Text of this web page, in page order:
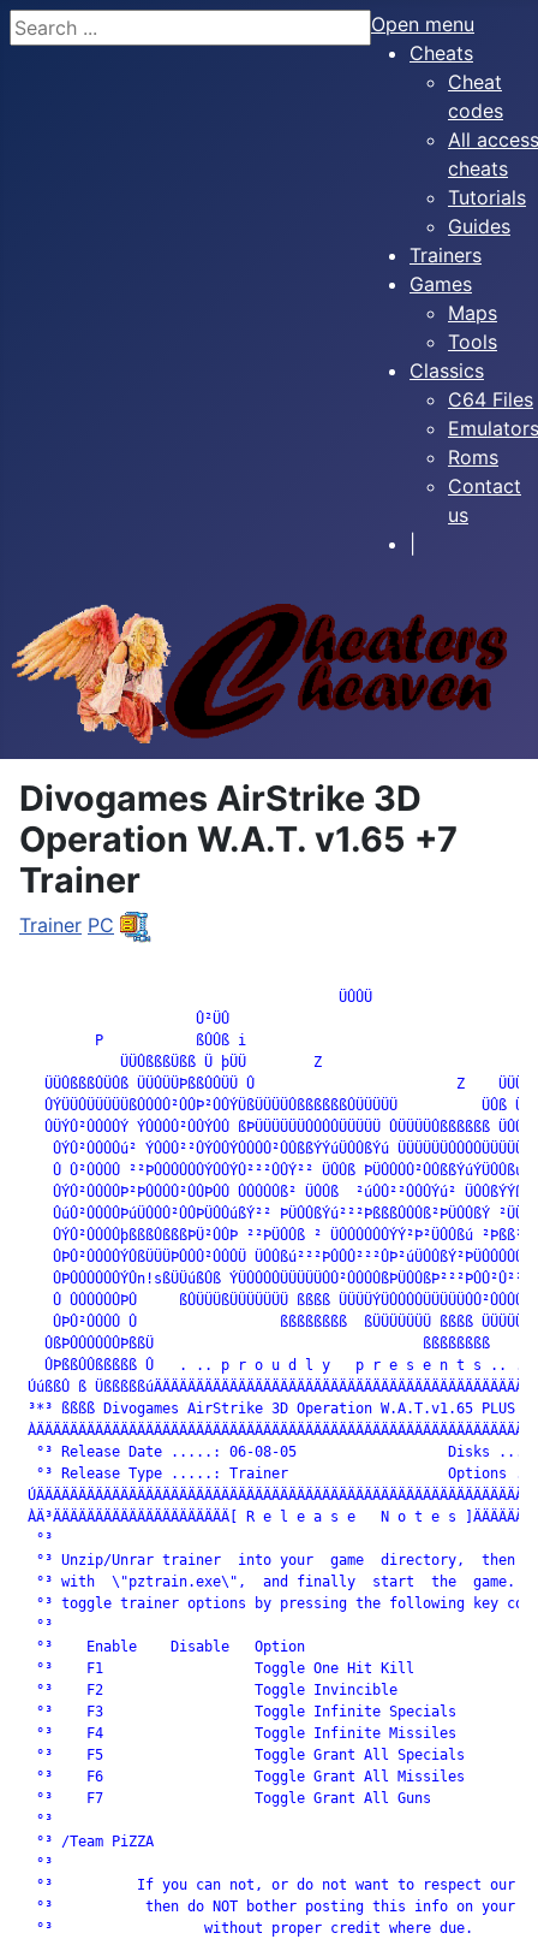
Search
Open menu
Cheats
Cheat
codes
All access
cheats
Tutorials
Guides
Trainers
Games
Maps
Tools
Classics
C64 Files
Emulators
Roms
Contact
us
Divogames AirStrike 3D
Operation W.A.T. v1.65 +7
Trainer
Trainer PC
                     Û²ÜÛ
P           ßÛÛß i
            ÜÜÛßßßÜßß Ü þÜÜ        Z
ÜÜÛßßßÛÜÛß ÜÜÛÜÜÞßßÛÛÜÜ Û                        Z
ÛÝÜÜÛÜÜÜÜÜßÛÛÛÛ²ÛÛÞ²ÛÛÝÜßÜÜÜÜÛßßßßßßÛÜÜÜÜÜ          ÜÛß
ÛÜÝÛ²ÛÛÛÛÝ ÝÛÛÛÛ²ÛÛÝÛÛ ßÞÜÜÜÜÜÜÛÛÛÛÜÜÜÜÜ ÛÜÜÜÜÛßßßßßß
ÛÝÛ²ÛÛÛÛú² ÝÛÛÛ²²ÛÝÛÛÝÛÛÛÛ²ÛÛßßÝÝúÜÛÛßÝú
Û Û²ÛÛÛÛ ²²ÞÛÛÛÛÛÛÝÛÛÝÛ²²²ÛÛÝ²² ÜÛÛß
ÛÝÛ²ÛÛÛÛÞ²ÞÛÛÛÛ²ÛÛÞÛÛ ÛÛÛÛÛß² ÜÛÛß  ²úÛÛ²²ÛÛÛÝú²
ÛúÛ²ÛÛÛÛÞúÜÛÛÛ²ÛÛÞÜÛÛúßÝ²² ÞÜÛÛßÝú²²²ÞßßßÛÛÛß²ÞÜÛÛßÝ
ÛÝÛ²ÛÛÛÛþßßßÛßßßÞÜ²ÛÛÞ ²²ÞÜÛÛß ² ÜÛÛÛÛÛÛÝÝ²Þ²ÜÛÛßú
ÛÞÛ²ÛÛÛÛÝÛßÜÜÜÞÛÛÛ²ÛÛÛÜ
ÛÞÛÛÛÛÛÛÝÛn!sßÜÜúßÛß
Û ÛÛÛÛÛÛÞÛ     ßÛÜÜÜßÜÜÜÜÜÜÜ ßßßß ÜÜÜÜÝÜÛÛÛÛÜÜÜÜÜÛÛ²ÛÛÛÛß
ÛÞÛ²ÛÛÛÛ Û                 ßßßßßßßß  ßÜÜÜÜÜÜÜ ßßßß
ÛßÞÛÛÛÛÛÛÞßßÜ                                ßßßßßßßß
   ÛÞßßÛÛßßßßß Û   . .. p r o u d l y   p r e s e n t s .. .
ÚúßßÛ ß
³*³ ßßßß Divogames AirStrike 3D Operation W.A.T.v1.65 PLUS
°³ Release Date .....: 06-08-05                  Disks
°³ Release Type .....: Trainer                   Options
ÀÄ³ÄÄÄÄÄÄÄÄÄÄÄÄÄÄÄÄÄÄÄÄÄ[ R e l e a s e   N o t e s
°³
°³ Unzip/Unrar trainer  into your  game  directory,  then
°³ with  \"pztrain.exe\",  and finally  start  the  game.
°³ toggle trainer options by pressing the following key
°³
°³    Enable    Disable   Option
°³    F1                  Toggle One Hit Kill
°³    F2                  Toggle Invincible
°³    F3                  Toggle Infinite Specials
°³    F4                  Toggle Infinite Missiles
°³    F5                  Toggle Grant All Specials
°³    F6                  Toggle Grant All Missiles
°³    F7                  Toggle Grant All Guns
°³
°³ /Team PiZZA
°³
°³          If you can not, or do not want to respect our
°³           then do NOT bother posting this info on your
°³                  without proper credit where due.